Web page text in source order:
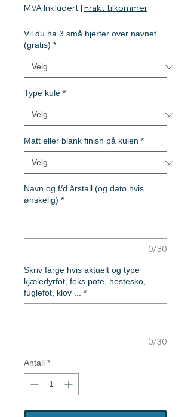
MVA Inkludert | Frakt tilkommer
Vil du ha 3 små hjerter over navnet
(gratis) *
Type kule *
Matt eller blank finish på kulen *
Navn og f/d årstall (og dato hvis
ønskelig) *
0/30
Skriv farge hvis aktuelt og type
kjæledyrfot, feks pote, hestesko,
fuglefot, klov ... *
0/30
Antall *